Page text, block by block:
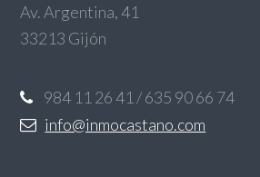
Av. Argentina, 41
33213 Gijón
984 11 26 41 / 635 90 66 74
info@inmocastano.com